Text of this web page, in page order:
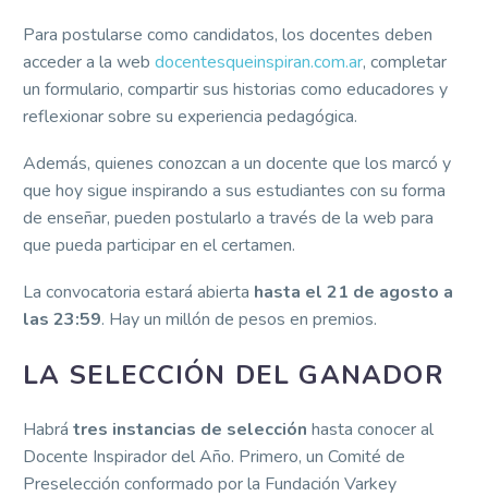
Para postularse como candidatos, los docentes deben
acceder a la web docentesqueinspiran.com.ar, completar
un formulario, compartir sus historias como educadores y
reflexionar sobre su experiencia pedagógica.
Además, quienes conozcan a un docente que los marcó y
que hoy sigue inspirando a sus estudiantes con su forma
de enseñar, pueden postularlo a través de la web para
que pueda participar en el certamen.
La convocatoria estará abierta hasta el 21 de agosto a
las 23:59. Hay un millón de pesos en premios.
LA SELECCIÓN DEL GANADOR​
Habrá tres instancias de selección hasta conocer al
Docente Inspirador del Año. Primero, un Comité de
Preselección conformado por la Fundación Varkey